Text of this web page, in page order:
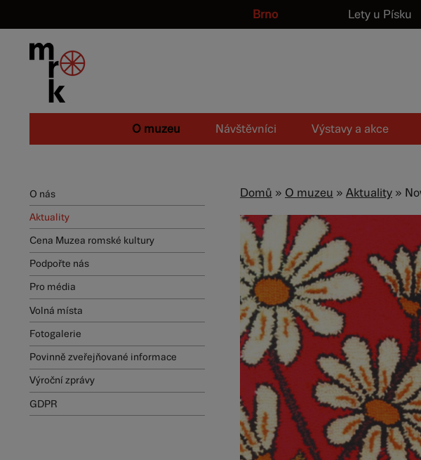
Brno Lety u Písku
O muzeu Návštěvníci Výstavy a akce
O nás
Aktuality
Cena Muzea romské kultury
Podpořte nás
Pro média
Volná místa
Fotogalerie
Povinně zveřejňované informace
Výroční zprávy
GDPR
Domů » O muzeu » Aktuality »